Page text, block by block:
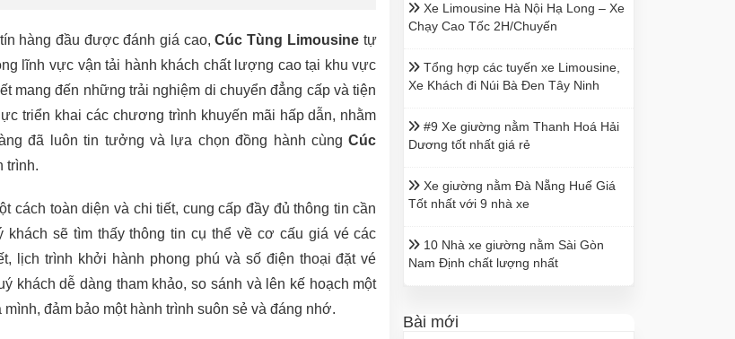
hàng đầu được đánh giá cao,Cúc Tùng Limousinetự
lĩnh vực vận tải hành khách chất lượng cao tại khu vực
mang đến những trải nghiệm di chuyển đẳng cấp và tiện
triển khai các chương trình khuyến mãi hấp dẫn, nhằm
đã luôn tin tưởng và lựa chọn đồng hành cùngCúc
trình.
cách toàn diện và chi tiết, cung cấp đầy đủ thông tin cần
khách sẽ tìm thấy thông tin cụ thể về cơ cấu giá vé các
lịch trình khởi hành phong phú và số điện thoại đặt vé
khách dễ dàng tham khảo, so sánh và lên kế hoạch một
đảm bảo một hành trình suôn sẻ và đáng nhớ.
Xe Limousine Hà Nội Hạ Long – Xe
Chạy Cao Tốc 2H/Chuyến
Tổng hợp các tuyến xe Limousine,
Xe Khách đi Núi Bà Đen Tây Ninh
#9 Xe giường nằm Thanh Hoá Hải
Dương tốt nhất giá rẻ
Xe giường nằm Đà Nẵng Huế Giá
Tốt nhất với 9 nhà xe
10 Nhà xe giường nằm Sài Gòn
Nam Định chất lượng nhất
Bài mới